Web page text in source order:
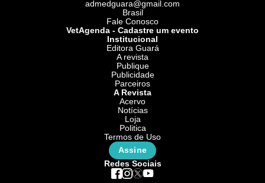
admedguara@gmail.com
Brasil
Fale Conosco
VetAgenda - Cadastre um evento
Institucional
Editora Guará
A revista
Publique
Publicidade
Parceiros
A Revista
Acervo
Notícias
Loja
Politica
Termos de Uso
Assine
Redes Sociais